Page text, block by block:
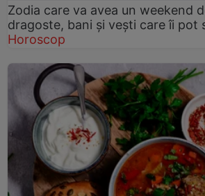
Zodia care va avea un weekend
dragoste, bani și vești care îi pot
Horoscop